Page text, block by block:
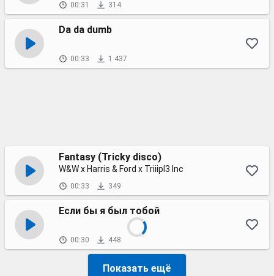
00:31 314
Da da dumb
00:33 1 437
Fantasy (Tricky disco)
W&W x Harris & Ford x Triiipl3 Inc
00:33 349
Если бы я был тобой
00:30 448
Показать ещё